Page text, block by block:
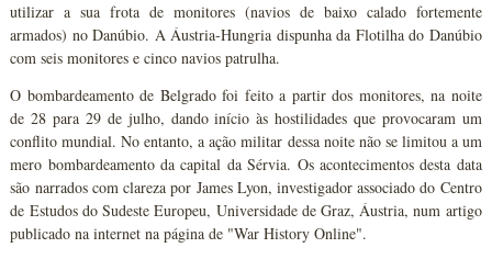
utilizar a sua frota de monitores (navios de baixo calado fortemente
armados) no Danúbio. A Áustria-Hungria dispunha da Flotilha do Danúbio
com seis monitores e cinco navios patrulha.
O bombardeamento de Belgrado foi feito a partir dos monitores, na noite
de 28 para 29 de julho, dando início às hostilidades que provocaram um
conflito mundial. No entanto, a ação militar dessa noite não se limitou a um
mero bombardeamento da capital da Sérvia. Os acontecimentos desta data
são narrados com clareza por James Lyon, investigador associado do Centro
de Estudos do Sudeste Europeu, Universidade de Graz, Áustria, num artigo
publicado na internet na página de "War History Online".